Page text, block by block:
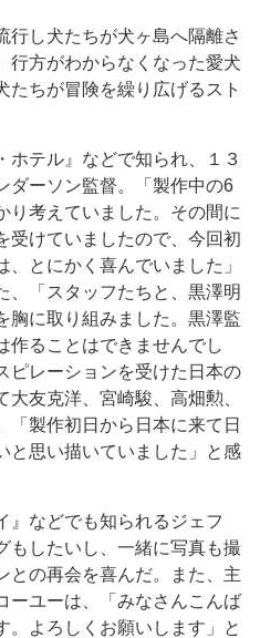
し犬たちが犬ヶ島へ隔離さ
行方がわからなくなった愛犬
たちが冒険を繰り広げるスト
テル』などで知られ、１３
ダーソン監督。「製作中の6
り考えていました。その間に
受けていましたので、今回初
とにかく喜んでいました」
、「スタッフたちと、黒澤明
胸に取り組みました。黒澤監
作ることはできませんでし
ピレーションを受けた日本の
友克洋、宮崎駿、高畑勲、
「製作初日から日本に来て日
と思い描いていました」と感
などでも知られるジェフ
もしたいし、一緒に写真も撮
との再会を喜んだ。また、主
ーユーは、「みなさんこんば
。よろしくお願いします」と